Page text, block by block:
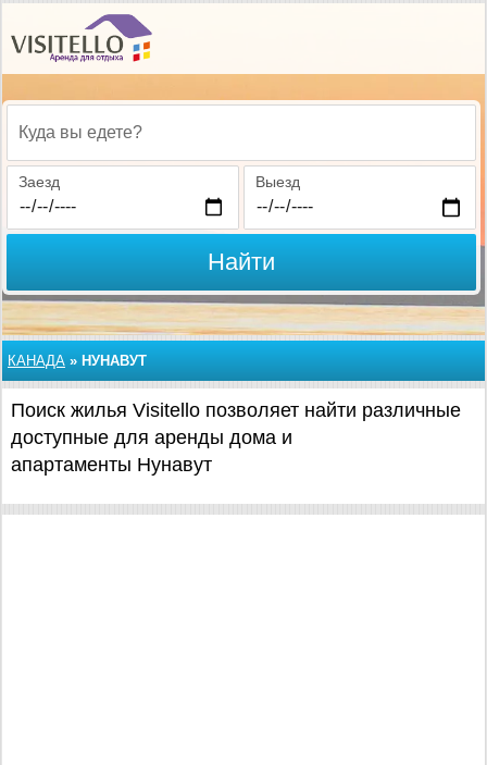
Куда вы едете?
Заезд Выезд
Найти
КАНАДА » НУНАВУТ
Поиск жилья Visitello позволяет найти различные
доступные для аренды дома и
апартаменты Нунавут